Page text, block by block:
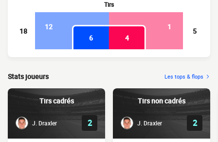
Tirs
18 12
1
6
4
5
Stats joueurs Les tops & flops
Tirs cadrés
J. Draxler 2
Tirs non cadrés
J. Draxler 2